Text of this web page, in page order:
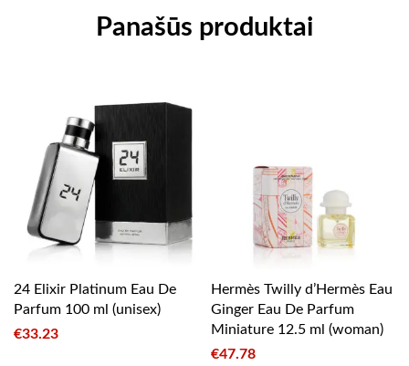
Panašūs produktai
24 Elixir Platinum Eau De
Parfum 100 ml (unisex)
€33.23
Hermès Twilly d’Hermès Eau
Ginger Eau De Parfum
Miniature 12.5 ml (woman)
€47.78